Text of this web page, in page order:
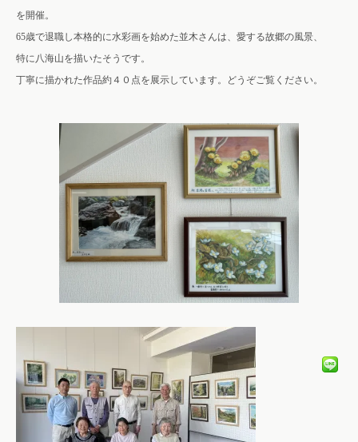
を開催。
65歳で退職し本格的に水彩画を始めた並木さんは、愛する故郷の風景、
特に八海山を描いたそうです。
丁寧に描かれた作品約４０点を展示しています。どうぞご覧ください。